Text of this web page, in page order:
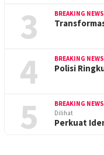
3 BREAKING NEWS
4 BREAKING NEWS
Polisi
5 BREAKING NEWS
Dilihat
Perkuat